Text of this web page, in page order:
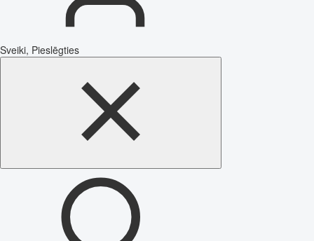
Sveiki, Pieslēgties